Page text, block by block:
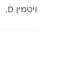
ויטמין D.